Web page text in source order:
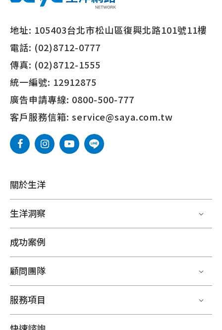
地址: 105403台北市松山區復興北路101號11樓
電話: (02)8712-0777
傳真: (02)8712-1555
統一編號: 12912875
廣告申請專線: 0800-500-777
客戶服務信箱: service@saya.com.tw
關於生洋
生洋洞察
成功案例
顧問團隊
服務項目